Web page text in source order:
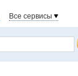
Все сервисы